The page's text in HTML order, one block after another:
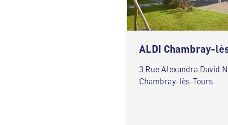
ALDI Chambray-
3 Rue Alexandra David
Chambray-lès-Tours